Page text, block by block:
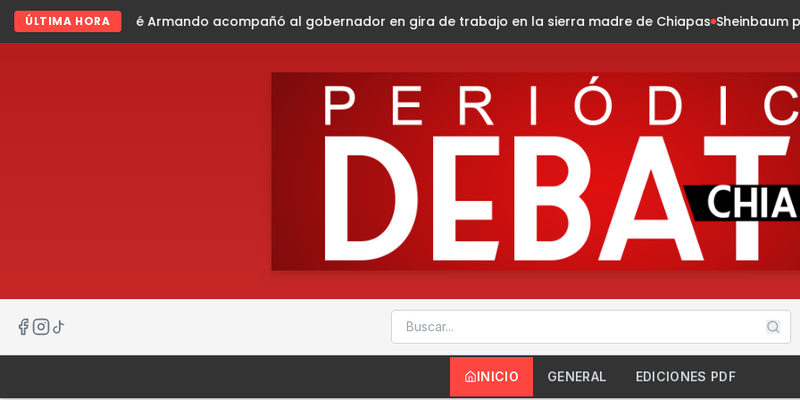
ÚLTIMA HORA
acompañó al gobernador en gira de trabajo en la sierra madre de Chiapas Sheinbaum presenta la Jornada
INICIO GENERAL EDICIONES PDF